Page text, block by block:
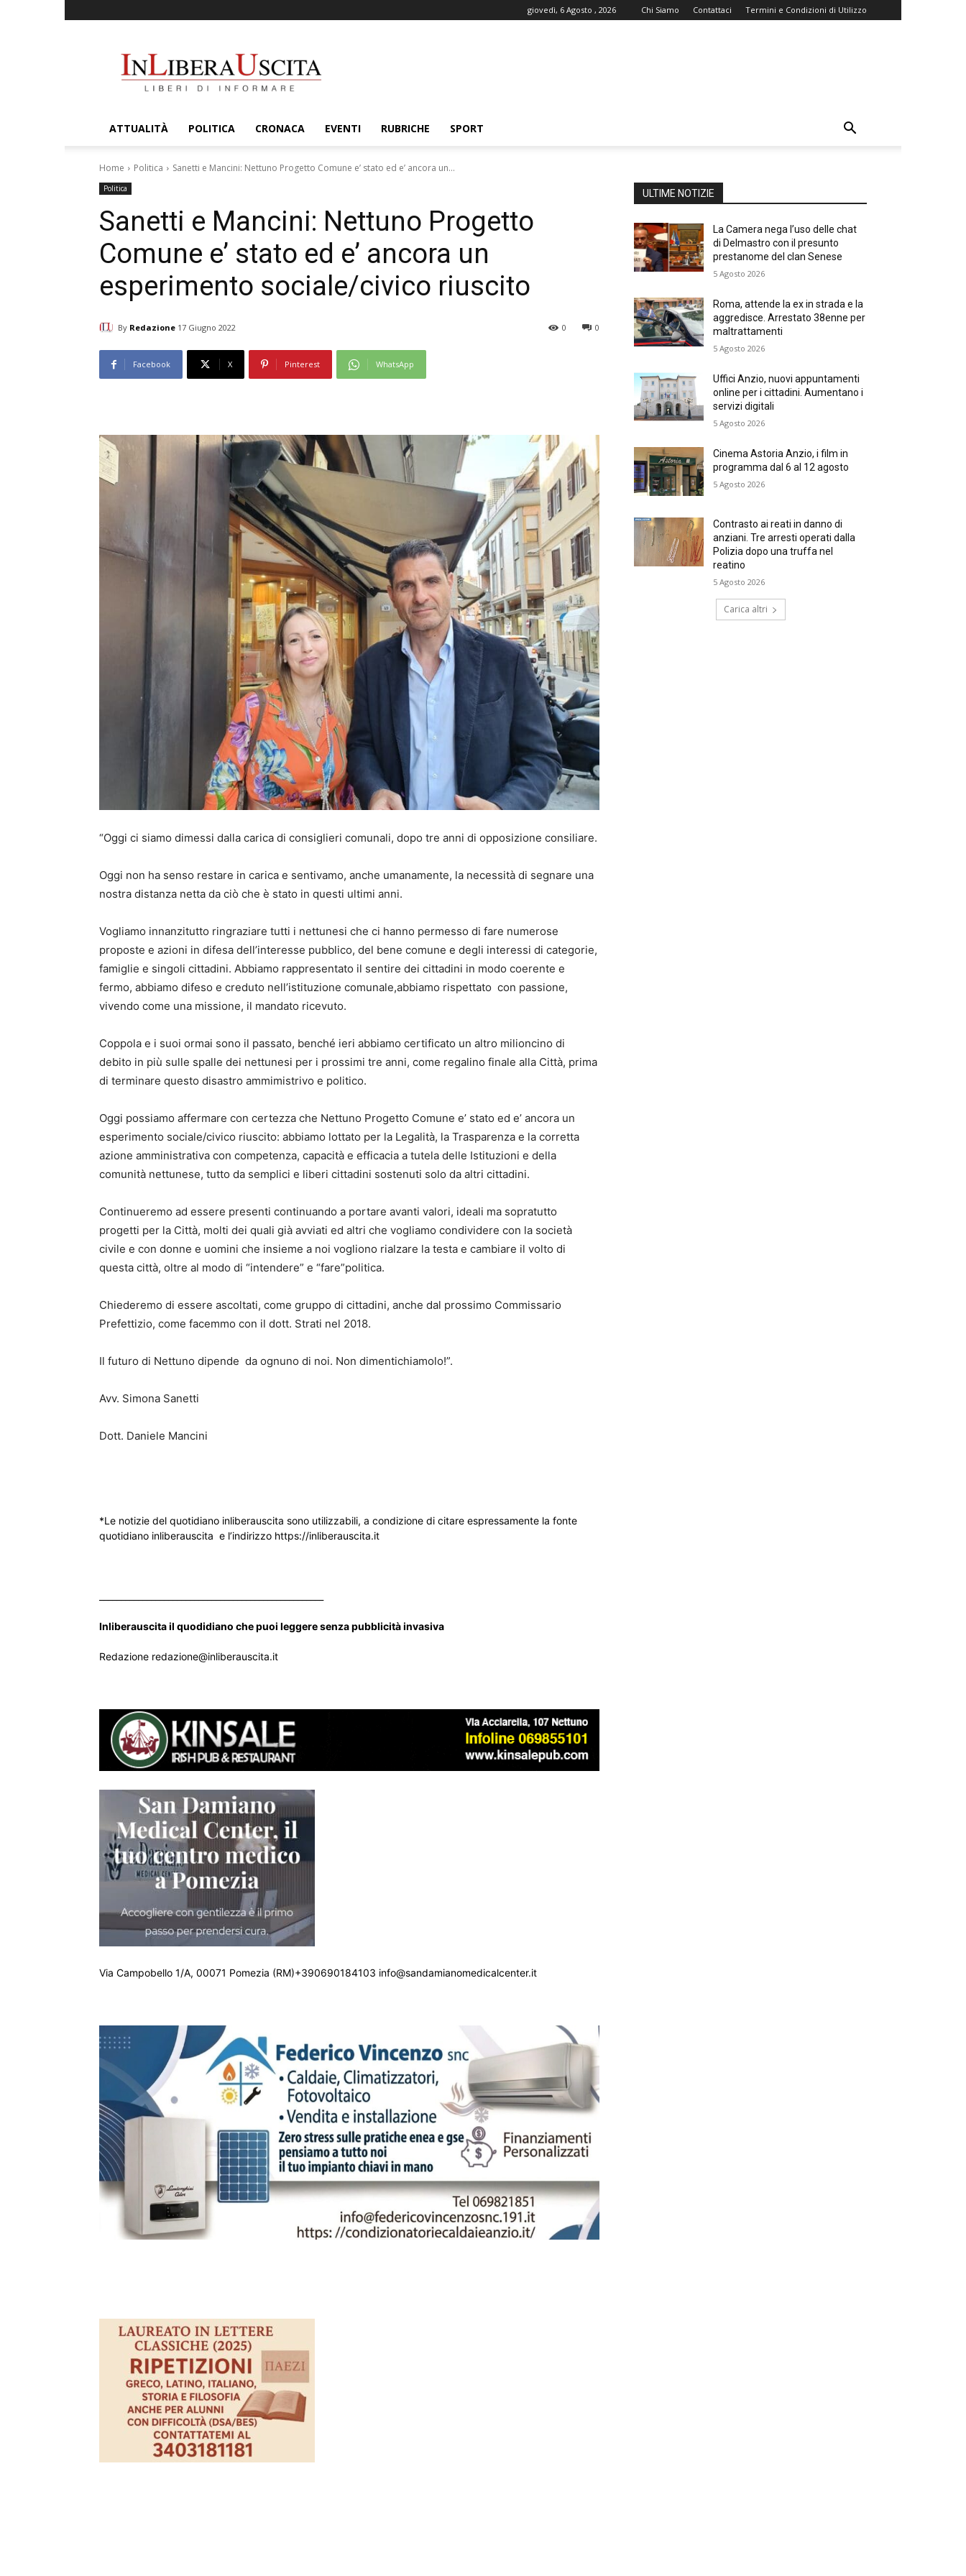
giovedì, 6 Agosto , 2026 Chi Siamo Contattaci Termini e Condizioni di Utilizzo
ATTUALITÀ POLITICA CRONACA EVENTI RUBRICHE SPORT
Home Politica Sanetti e Mancini: Nettuno Progetto Comune e’ stato ed e’ ancora un...
Politica
Sanetti e Mancini: Nettuno Progetto
Comune e’ stato ed e’ ancora un
esperimento sociale/civico riuscito
By Redazione 17 Giugno 2022 0
0
Facebook X Pinterest WhatsApp
“Oggi ci siamo dimessi dalla carica di consiglieri comunali, dopo tre anni di opposizione consiliare.
Oggi non ha senso restare in carica e sentivamo, anche umanamente, la necessità di segnare una
nostra distanza netta da ciò che è stato in questi ultimi anni.
Vogliamo innanzitutto ringraziare tutti i nettunesi che ci hanno permesso di fare numerose
proposte e azioni in difesa dell’interesse pubblico, del bene comune e degli interessi di categorie,
famiglie e singoli cittadini. Abbiamo rappresentato il sentire dei cittadini in modo coerente e
fermo, abbiamo difeso e creduto nell’istituzione comunale,abbiamo rispettato con passione,
vivendo come una missione, il mandato ricevuto.
Coppola e i suoi ormai sono il passato, benché ieri abbiamo certificato un altro milioncino di
debito in più sulle spalle dei nettunesi per i prossimi tre anni, come regalino finale alla Città, prima
di terminare questo disastro ammimistrivo e politico.
Oggi possiamo affermare con certezza che Nettuno Progetto Comune e’ stato ed e’ ancora un
esperimento sociale/civico riuscito: abbiamo lottato per la Legalità, la Trasparenza e la corretta
azione amministrativa con competenza, capacità e efficacia a tutela delle Istituzioni e della
comunità nettunese, tutto da semplici e liberi cittadini sostenuti solo da altri cittadini.
Continueremo ad essere presenti continuando a portare avanti valori, ideali ma sopratutto
progetti per la Città, molti dei quali già avviati ed altri che vogliamo condividere con la società
civile e con donne e uomini che insieme a noi vogliono rialzare la testa e cambiare il volto di
questa città, oltre al modo di “intendere” e “fare”politica.
Chiederemo di essere ascoltati, come gruppo di cittadini, anche dal prossimo Commissario
Prefettizio, come facemmo con il dott. Strati nel 2018.
Il futuro di Nettuno dipende da ognuno di noi. Non dimentichiamolo!”.
Avv. Simona Sanetti
Dott. Daniele Mancini
*Le notizie del quotidiano inliberauscita sono utilizzabili, a condizione di citare espressamente la fonte
quotidiano inliberauscita e l’indirizzo https://inliberauscita.it
Inliberauscita il quodidiano che puoi leggere senza pubblicità invasiva
Redazione redazione@inliberauscita.it
Via Campobello 1/A, 00071 Pomezia (RM)+390690184103 info@sandamianomedicalcenter.it
ULTIME NOTIZIE
La Camera nega l’uso delle chat
di Delmastro con il presunto
prestanome del clan Senese
5 Agosto 2026
Roma, attende la ex in strada e la
aggredisce. Arrestato 38enne per
maltrattamenti
5 Agosto 2026
Uffici Anzio, nuovi appuntamenti
online per i cittadini. Aumentano i
servizi digitali
5 Agosto 2026
Cinema Astoria Anzio, i film in
programma dal 6 al 12 agosto
5 Agosto 2026
Contrasto ai reati in danno di
anziani. Tre arresti operati dalla
Polizia dopo una truffa nel
reatino
5 Agosto 2026
Carica altri